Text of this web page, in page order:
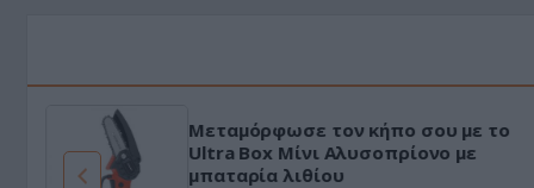
Μεταμόρφωσε τον κήπο σου με το
Ultra Box Μίνι Αλυσοπρίονο με
μπαταρία λιθίου